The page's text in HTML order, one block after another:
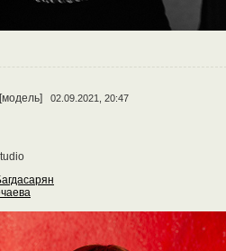
[модель] 02.09.2021, 20:47